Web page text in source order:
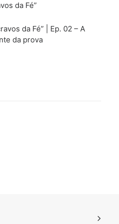
da Fé”
da Fé” | Ep. 02 – A
da prova